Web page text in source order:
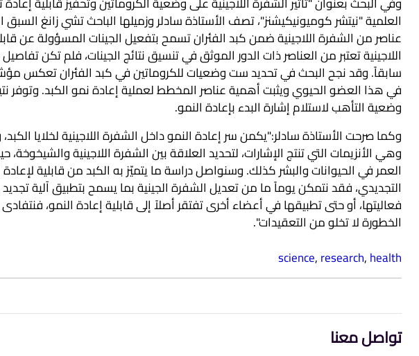
العلمية "نيتشر كوميونيكيشنز"، تصف الأستاذة سادلر وزميلها الباحث تشي زانغ
عناصر من الشفرة اللاجينية ضمن كبد الفئران تسمح بتفعيل الجينات المسؤولة عن
اللاجينية تعتبر من العناصر ذات الدور الموثق في تنسيق نتائج الجينات، فلم تكن
سابقاً. وقد نجح البحث في تحديد ست وضعيات للكروماتين في كبد الفئران تعكس
في هذا العضو الحيوي ويثبت أهمية عناصر المخطط لعملية إعادة نمو الكبد. وتوفر
وضعية التأهب لاستلام إشارة البدء بإعادة النمو.
وكما صرحت الأستاذة سادلر:"يكمن سر إعادة النمو داخل الشفرة اللاجينية لخلايا
وهي الأنزيمات التي تنتج الإشارات، لتحديد العلاقة بين الشفرة اللاجينية
العمر في الحيوانات والبشر كذلك. وسنواصل دراسة ما يتميّز به الكبد من قابلية
التجديدي، فقد نتمكن يوماً ما من تعديل الشفرة الجينية بما يسمح بتطبيق آلية تجديد
فعاليتها، أو حتى تطبيقها في أعضاء أخرى تفتقر أصلاً إلى قابلية إعادة النمو،
الخطورة لا تخلو من التعقيدات".
science,research,health
تواصل معنا